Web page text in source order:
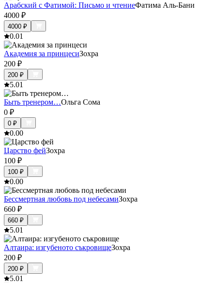
Арабский с Фатимой: Письмо и чтениеФатима Аль-Бани
4000 ₽
4000 ₽
0.01
Академия за принцесиЗохра
200 ₽
200 ₽
5.01
Быть тренером…Ольга Сома
0 ₽
0 ₽
0.00
Царство фейЗохра
100 ₽
100 ₽
0.00
Бессмертная любовь под небесамиЗохра
660 ₽
660 ₽
5.01
Алтаира: изгубеното съкровищеЗохра
200 ₽
200 ₽
5.01